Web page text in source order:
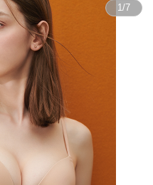
1/7